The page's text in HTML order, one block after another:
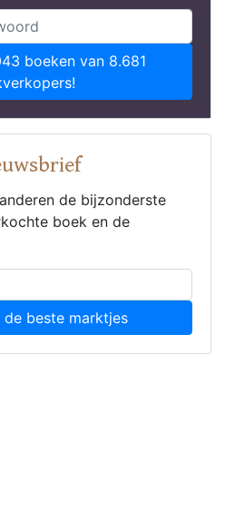
boeken van 8.681
de bijzonderste
boek en de
beste marktjes